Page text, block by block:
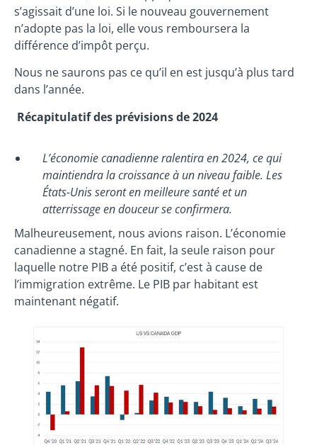
s’agissait d’une loi. Si le nouveau gouvernement
n’adopte pas la loi, elle vous remboursera la
différence d’impôt perçu.
Nous ne saurons pas ce qu’il en est jusqu’à plus tard
dans l’année.
Récapitulatif des prévisions de 2024
L’économie canadienne ralentira en 2024, ce qui
maintiendra la croissance à un niveau faible. Les
États-Unis seront en meilleure santé et un
atterrissage en douceur se confirmera.
Malheureusement, nous avions raison. L’économie
canadienne a stagné. En fait, la seule raison pour
laquelle notre PIB a été positif, c’est à cause de
l’immigration extrême. Le PIB par habitant est
maintenant négatif.